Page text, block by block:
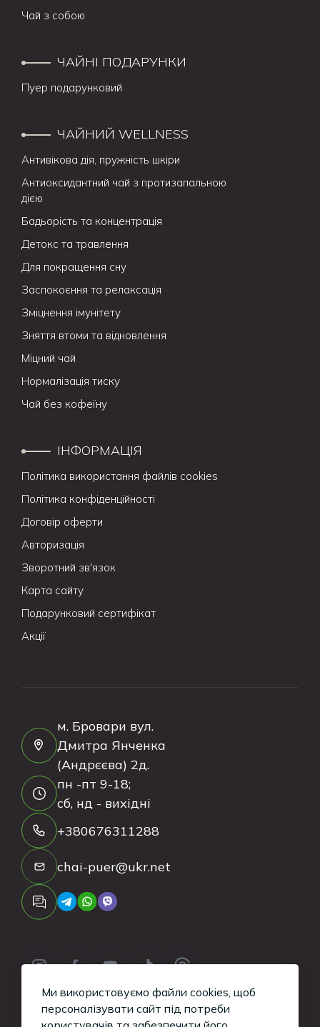
Чай з собою
ЧАЙНІ ПОДАРУНКИ
Пуер подарунковий
ЧАЙНИЙ WELLNESS
Антивікова дія, пружність шкіри
Антиоксидантний чай з протизапальною
дією
Бадьорість та концентрація
Детокс та травлення
Для покращення сну
Заспокоєння та релаксація
Зміцнення імунітету
Зняття втоми та відновлення
Міцний чай
Нормалізація тиску
Чай без кофеїну
ІНФОРМАЦІЯ
Політика використання файлів cookies
Політика конфіденційності
Договір оферти
Авторизація
Зворотний зв'язок
Карта сайту
Подарунковий сертифікат
Акції
м. Бровари вул.
Дмитра Янченка
(Андрєєва) 2д.
пн -пт 9-18;
сб, нд - вихідні
+380676311288
chai-puer@ukr.net
Ми використовуємо файли cookies, щоб
персоналізувати сайт під потреби